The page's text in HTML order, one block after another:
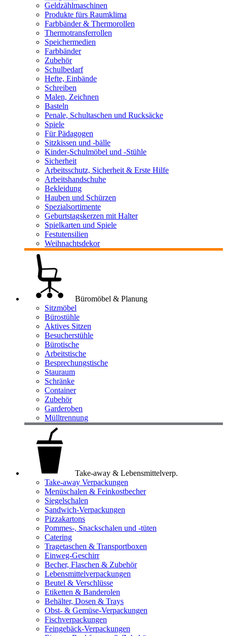
Geldzählmaschinen
Produkte fürs Raumklima
Farbbänder & Thermorollen
Thermotransferrollen
Speichermedien
Farbbänder
Zubehör
Schulbedarf
Hefte, Einbände
Schreiben
Malen, Zeichnen
Basteln
Penale, Schultaschen und Rucksäcke
Spiele
Für Pädagogen
Sitzkissen und -bälle
Kinder-Schulmöbel und -Stühle
Sicherheit
Arbeitsschutz, Sicherheit & Erste Hilfe
Arbeitshandschuhe
Bekleidung
Hauben und Schürzen
Spezialsortimente
Geburtstagskerzen mit Halter
Spielkarten und Spiele
Festutensilien
Weihnachtsdekor
Büromöbel & Planung
Sitzmöbel
Bürostühle
Aktives Sitzen
Besucherstühle
Bürotische
Arbeitstische
Besprechungstische
Stauraum
Schränke
Container
Zubehör
Garderoben
Mülltrennung
Take-away & Lebensmittelverp.
Take-away Verpackungen
Menüschalen & Feinkostbecher
Siegelschalen
Sandwich-Verpackungen
Pizzakartons
Pommes-, Snackschalen und -tüten
Catering
Tragetaschen & Transportboxen
Einweg-Geschirr
Becher, Flaschen & Zubehör
Lebensmittelverpackungen
Beutel & Verschlüsse
Etiketten & Banderolen
Behälter, Dosen & Trays
Obst- & Gemüse-Verpackungen
Fischverpackungen
Feingebäck-Verpackungen